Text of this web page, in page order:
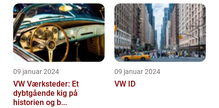
09 januar 2024
VW Værksteder: Et
dybtgående kig på
historien og b...
09 januar 2024
VW ID